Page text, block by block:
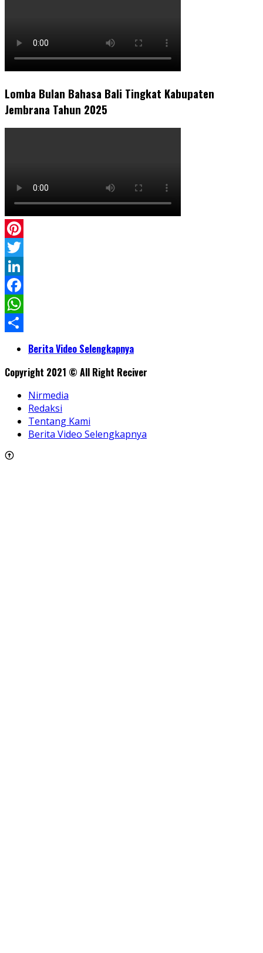
Lomba Bulan Bahasa Bali Tingkat Kabupaten
Jembrana Tahun 2025
Pinterest
Twitter
LinkedIn
Facebook
WhatsApp
ShareBerita Video Selengkapnya
Copyright 2021 © All Right Reciver
Nirmedia
Redaksi
Tentang Kami
Berita Video Selengkapnya